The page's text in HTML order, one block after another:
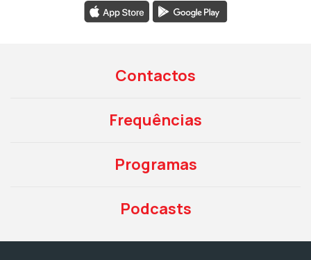
Contactos
Frequências
Programas
Podcasts